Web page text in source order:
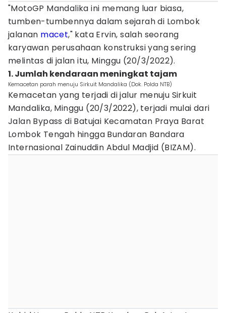
"MotoGP Mandalika ini memang luar biasa,
tumben-tumbennya dalam sejarah di Lombok
jalanan macet," kata Ervin, salah seorang
karyawan perusahaan konstruksi yang sering
melintas di jalan itu, Minggu (20/3/2022).
1. Jumlah kendaraan meningkat tajam
Kemacetan parah menuju Sirkuit Mandalika (Dok. Polda NTB)
Kemacetan yang terjadi di jalur menuju Sirkuit
Mandalika, Minggu (20/3/2022), terjadi mulai dari
Jalan Bypass di Batujai Kecamatan Praya Barat
Lombok Tengah hingga Bundaran Bandara
Internasional Zainuddin Abdul Madjid (BIZAM).